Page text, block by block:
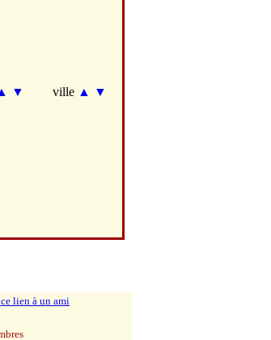
▼ ville ▲ ▼
lien à un ami